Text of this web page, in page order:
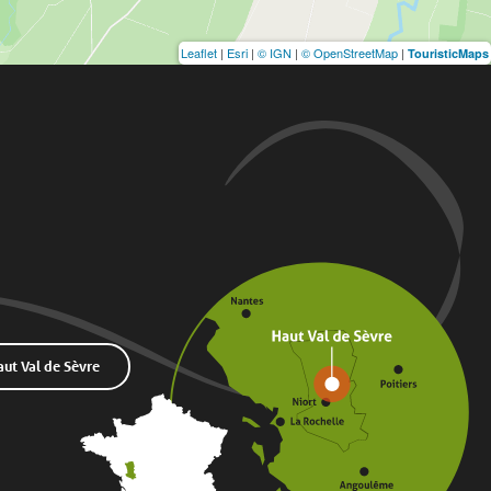
Leaflet | Esri | © IGN | © OpenStreetMap | TouristicMaps
Val de Sèvre